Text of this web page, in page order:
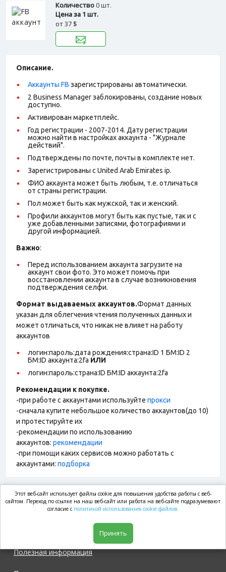
Количество0 шт.
Цена за 1 шт.
от37 $
Описание.
Аккаунты FB зарегистрированы автоматически.
2 Business Manager заблокированы, создание новых
доступно.
Активирован маркетплейс.
Год регистрации - 2007-2014. Дату регистрации
можно найти в настройках аккаунта - "Журнале
действий".
Подтверждены по почте, почты в комплекте нет.
Зарегистрированы с United Arab Emirates ip.
ФИО аккаунта может быть любым, т.е. отличаться
от страны регистрации.
Пол может быть как мужской, так и женский.
Профили аккаунтов могут быть как пустые, так и с
уже добавленными записями, фотографиями и
другой информацией.
Важно:
Перед использованием аккаунта загрузите на
аккаунт свои фото. Это может помочь при
восстановлении аккаунта в случае возникновения
подтверждения селфи.
Формат выдаваемых аккаунтов.Формат данных
указан для облегчения чтения полученных данных и
может отличаться, что никак не влияет на работу
аккаунтов
логин:пароль:дата рождения:страна:ID 1 БМ:ID 2
БМ:ID аккаунта:2fa ИЛИ
логин:пароль:страна:ID БМ:ID аккаунта:2fa
Рекомендации к покупке.
-при работе с аккаунтами используйте прокси
-сначала купите небольшое количество аккаунтов(до 10)
и протестируйте их
-рекомендации по использованию
аккаунтов: рекомендации
-при помощи каких сервисов можно работать с
аккаунтами: подборка
market.com
Полезная информация
Этот веб-сайт использует файлы cookie для повышения удобства работы с веб-
сайтом. Переход по ссылке на наш веб-сайт или работа на веб-сайте подразумевают
согласие с политикой использования cookie файлов.
Принять